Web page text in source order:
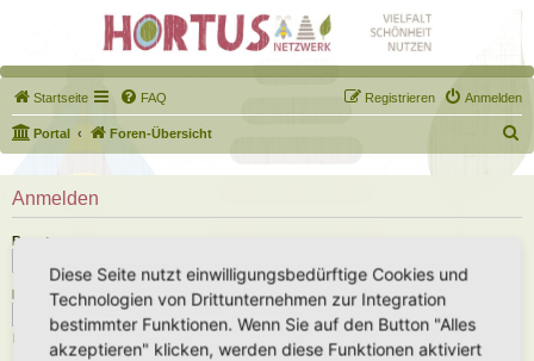
Startseite FAQ Anmelden
Registrieren
Portal Foren-Übersicht
u
h
Anmelden
Benutzername:
Passwort:
Ich habe mein Passwort vergessen
Diese Seite nutzt einwilligungsbedürftige Cookies und
Technologien von Drittunternehmen zur Integration
bestimmter Funktionen. Wenn Sie auf den Button "Alles
akzeptieren" klicken, werden diese Funktionen aktiviert